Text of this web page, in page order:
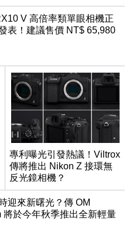
V 高倍率類單眼相機正
表！建議售價 NT$ 65,980
專利曝光引發熱議！Viltrox
傳將推出 Nikon Z 接環無
反光鏡相機？
迎來新曙光？傳 OM
將於今年秋季推出全新輕量